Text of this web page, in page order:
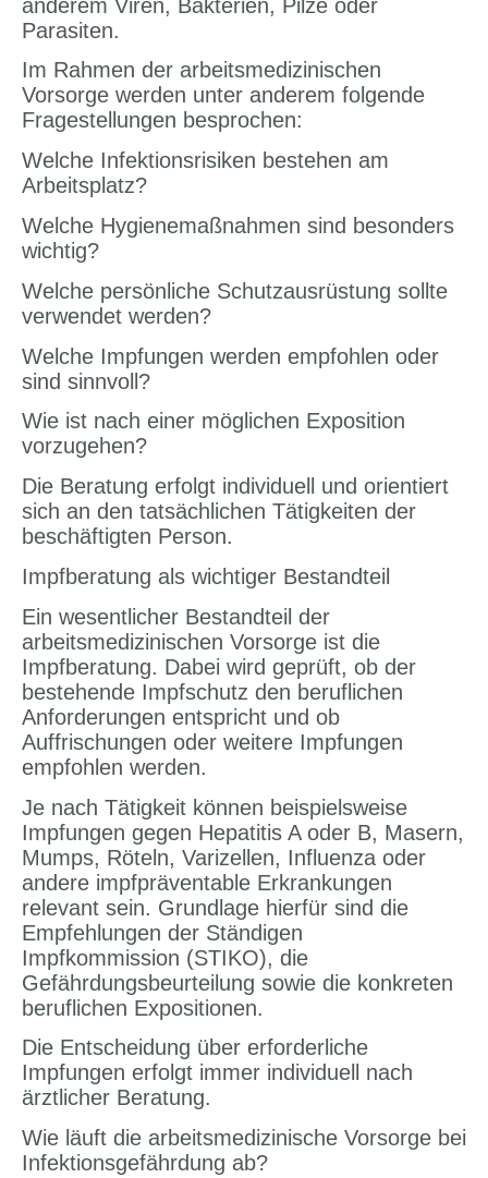
anderem Viren, Bakterien, Pilze oder
Parasiten.
Im Rahmen der arbeitsmedizinischen
Vorsorge werden unter anderem folgende
Fragestellungen besprochen:
Welche Infektionsrisiken bestehen am
Arbeitsplatz?
Welche Hygienemaßnahmen sind besonders
wichtig?
Welche persönliche Schutzausrüstung sollte
verwendet werden?
Welche Impfungen werden empfohlen oder
sind sinnvoll?
Wie ist nach einer möglichen Exposition
vorzugehen?
Die Beratung erfolgt individuell und orientiert
sich an den tatsächlichen Tätigkeiten der
beschäftigten Person.
Impfberatung als wichtiger Bestandteil
Ein wesentlicher Bestandteil der
arbeitsmedizinischen Vorsorge ist die
Impfberatung. Dabei wird geprüft, ob der
bestehende Impfschutz den beruflichen
Anforderungen entspricht und ob
Auffrischungen oder weitere Impfungen
empfohlen werden.
Je nach Tätigkeit können beispielsweise
Impfungen gegen Hepatitis A oder B, Masern,
Mumps, Röteln, Varizellen, Influenza oder
andere impfpräventable Erkrankungen
relevant sein. Grundlage hierfür sind die
Empfehlungen der Ständigen
Impfkommission (STIKO), die
Gefährdungsbeurteilung sowie die konkreten
beruflichen Expositionen.
Die Entscheidung über erforderliche
Impfungen erfolgt immer individuell nach
ärztlicher Beratung.
Wie läuft die arbeitsmedizinische Vorsorge bei
Infektionsgefährdung ab?